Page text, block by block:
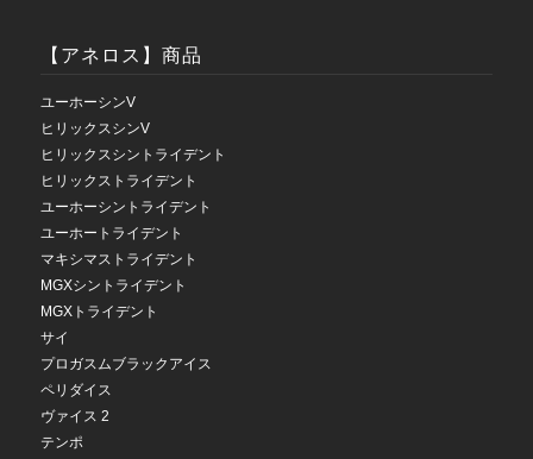
【アネロス】商品
ユーホーシンV
ヒリックスシンV
ヒリックスシントライデント
ヒリックストライデント
ユーホーシントライデント
ユーホートライデント
マキシマストライデント
MGXシントライデント
MGXトライデント
サイ
プロガスムブラックアイス
ペリダイス
ヴァイス 2
テンポ